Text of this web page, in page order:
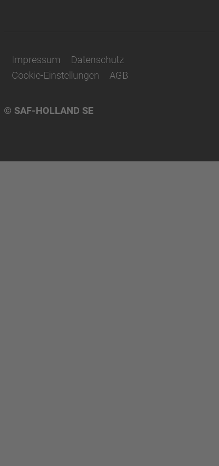
© SAF-HOLLAND SE
Impressum
Datenschutz
Cookie-Einstellungen
AGB